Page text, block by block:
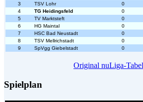
3
TSV Lohr 0
4
TG Heidingsfeld 0
5
TV Marktsteft 0
6
HG Maintal 0
7
HSC Bad Neustadt 0
8
TSV Mellrichstadt 0
9
SpVgg Giebelstadt 0
Original nuLiga-
Spielplan